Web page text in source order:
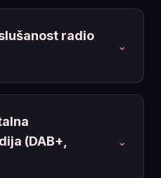
radio
⌄
(DAB+,
⌄